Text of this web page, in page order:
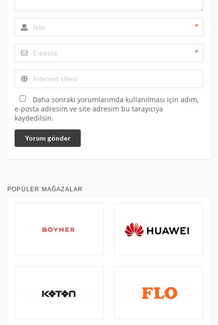
*
*
Daha sonraki yorumlarımda kullanılması için adım,
e-posta adresim ve site adresim bu tarayıcıya
kaydedilsin.
Yorum gönder
POPÜLER MAĞAZALAR